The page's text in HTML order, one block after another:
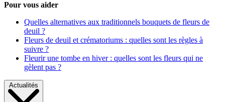
Pour vous aider
Quelles alternatives aux traditionnels bouquets de fleurs de
deuil ?
Fleurs de deuil et crématoriums : quelles sont les règles à
suivre ?
Fleurir une tombe en hiver : quelles sont les fleurs qui ne
gèlent pas ?
Actualités